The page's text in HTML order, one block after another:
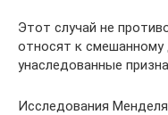
Этот случай не
относят к
унаследованные
Исследования